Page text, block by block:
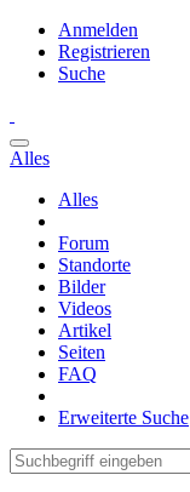
Anmelden
Registrieren
Suche
Alles
Alles
Forum
Standorte
Bilder
Videos
Artikel
Seiten
FAQ
Erweiterte Suche